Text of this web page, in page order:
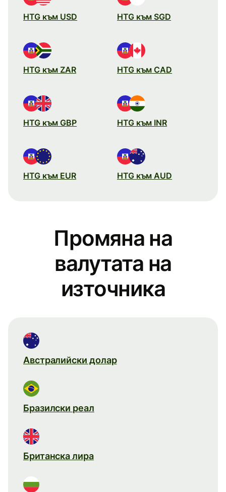
HTG към USD HTG към SGD
HTG към ZAR HTG към CAD
HTG към GBP HTG към INR
HTG към EUR HTG към AUD
Промяна на
валутата на
източника
Австралийски долар
Бразилски реал
Британска лира